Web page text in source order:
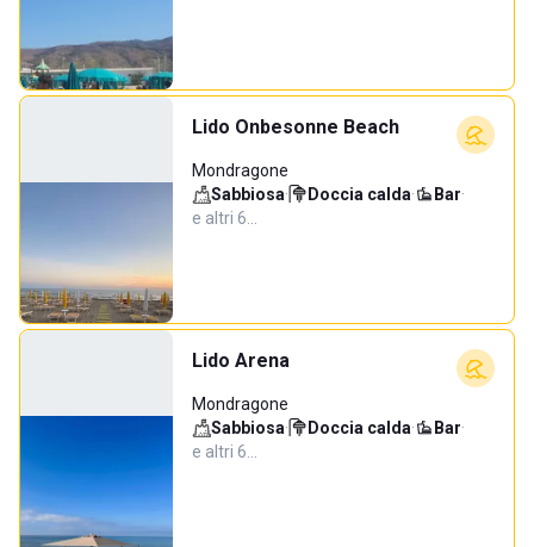
Lido Onbesonne Beach
Mondragone
Sabbiosa· Doccia calda· Bar·
e altri 6…
Lido Arena
Mondragone
Sabbiosa· Doccia calda· Bar·
e altri 6…